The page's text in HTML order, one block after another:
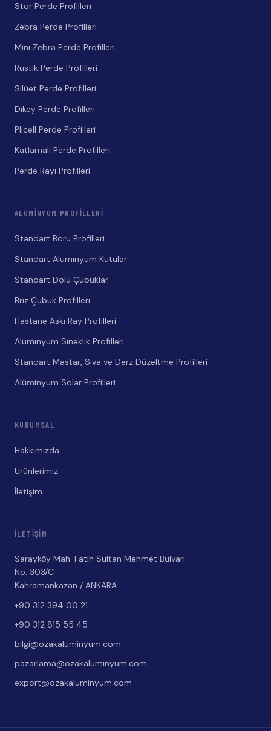
Stor Perde Profilleri
Zebra Perde Profilleri
Mini Zebra Perde Profilleri
Rustik Perde Profilleri
Silüet Perde Profilleri
Dikey Perde Profilleri
Plicell Perde Profilleri
Katlamalı Perde Profilleri
Perde Rayı Profilleri
ALÜMINYUM PROFILLERI
Standart Boru Profilleri
Standart Alüminyum Kutular
Standart Dolu Çubuklar
Briz Çubuk Profilleri
Hastane Askı Ray Profilleri
Alüminyum Sineklik Profilleri
Standart Mastar, Sıva ve Derz Düzeltme Profilleri
Alüminyum Solar Profilleri
KURUMSAL
Hakkımızda
Ürünlerimiz
İletişim
İLETIŞIM
Sarayköy Mah. Fatih Sultan Mehmet Bulvarı
No: 303/C
Kahramankazan / ANKARA
+90 312 394 00 21
+90 312 815 55 45
bilgi@ozakaluminyum.com
pazarlama@ozakaluminyum.com
export@ozakaluminyum.com